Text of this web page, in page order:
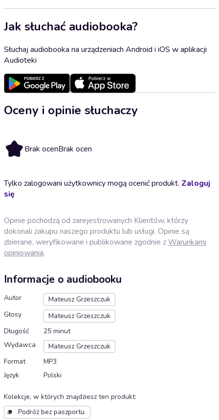
Jak słuchać audiobooka?
Słuchaj audiobooka na urządzeniach Android i iOS w aplikacji
Audioteki
Oceny i opinie słuchaczy
Brak ocenBrak ocen
Tylko zalogowani użytkownicy mogą ocenić produkt. Zaloguj
się
Opinie pochodzą od zarejestrowanych Klientów, którzy
dokonali zakupu naszego produktu lub usługi. Opinie są
zbierane, weryfikowane i publikowane zgodnie zWarunkami
opiniowania.
Informacje o audiobooku
Autor
Mateusz Grzeszczuk
Głosy
Mateusz Grzeszczuk
Długość
25 minut
Wydawca
Mateusz Grzeszczuk
Format
MP3
Język
Polski
Kolekcje, w których znajdziesz ten produkt:
Podróż bez paszportu